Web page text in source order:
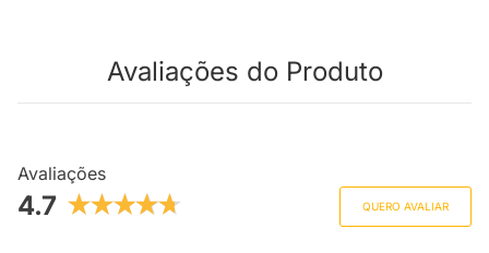
Avaliações do Produto
Avaliações
4.7 QUERO AVALIAR